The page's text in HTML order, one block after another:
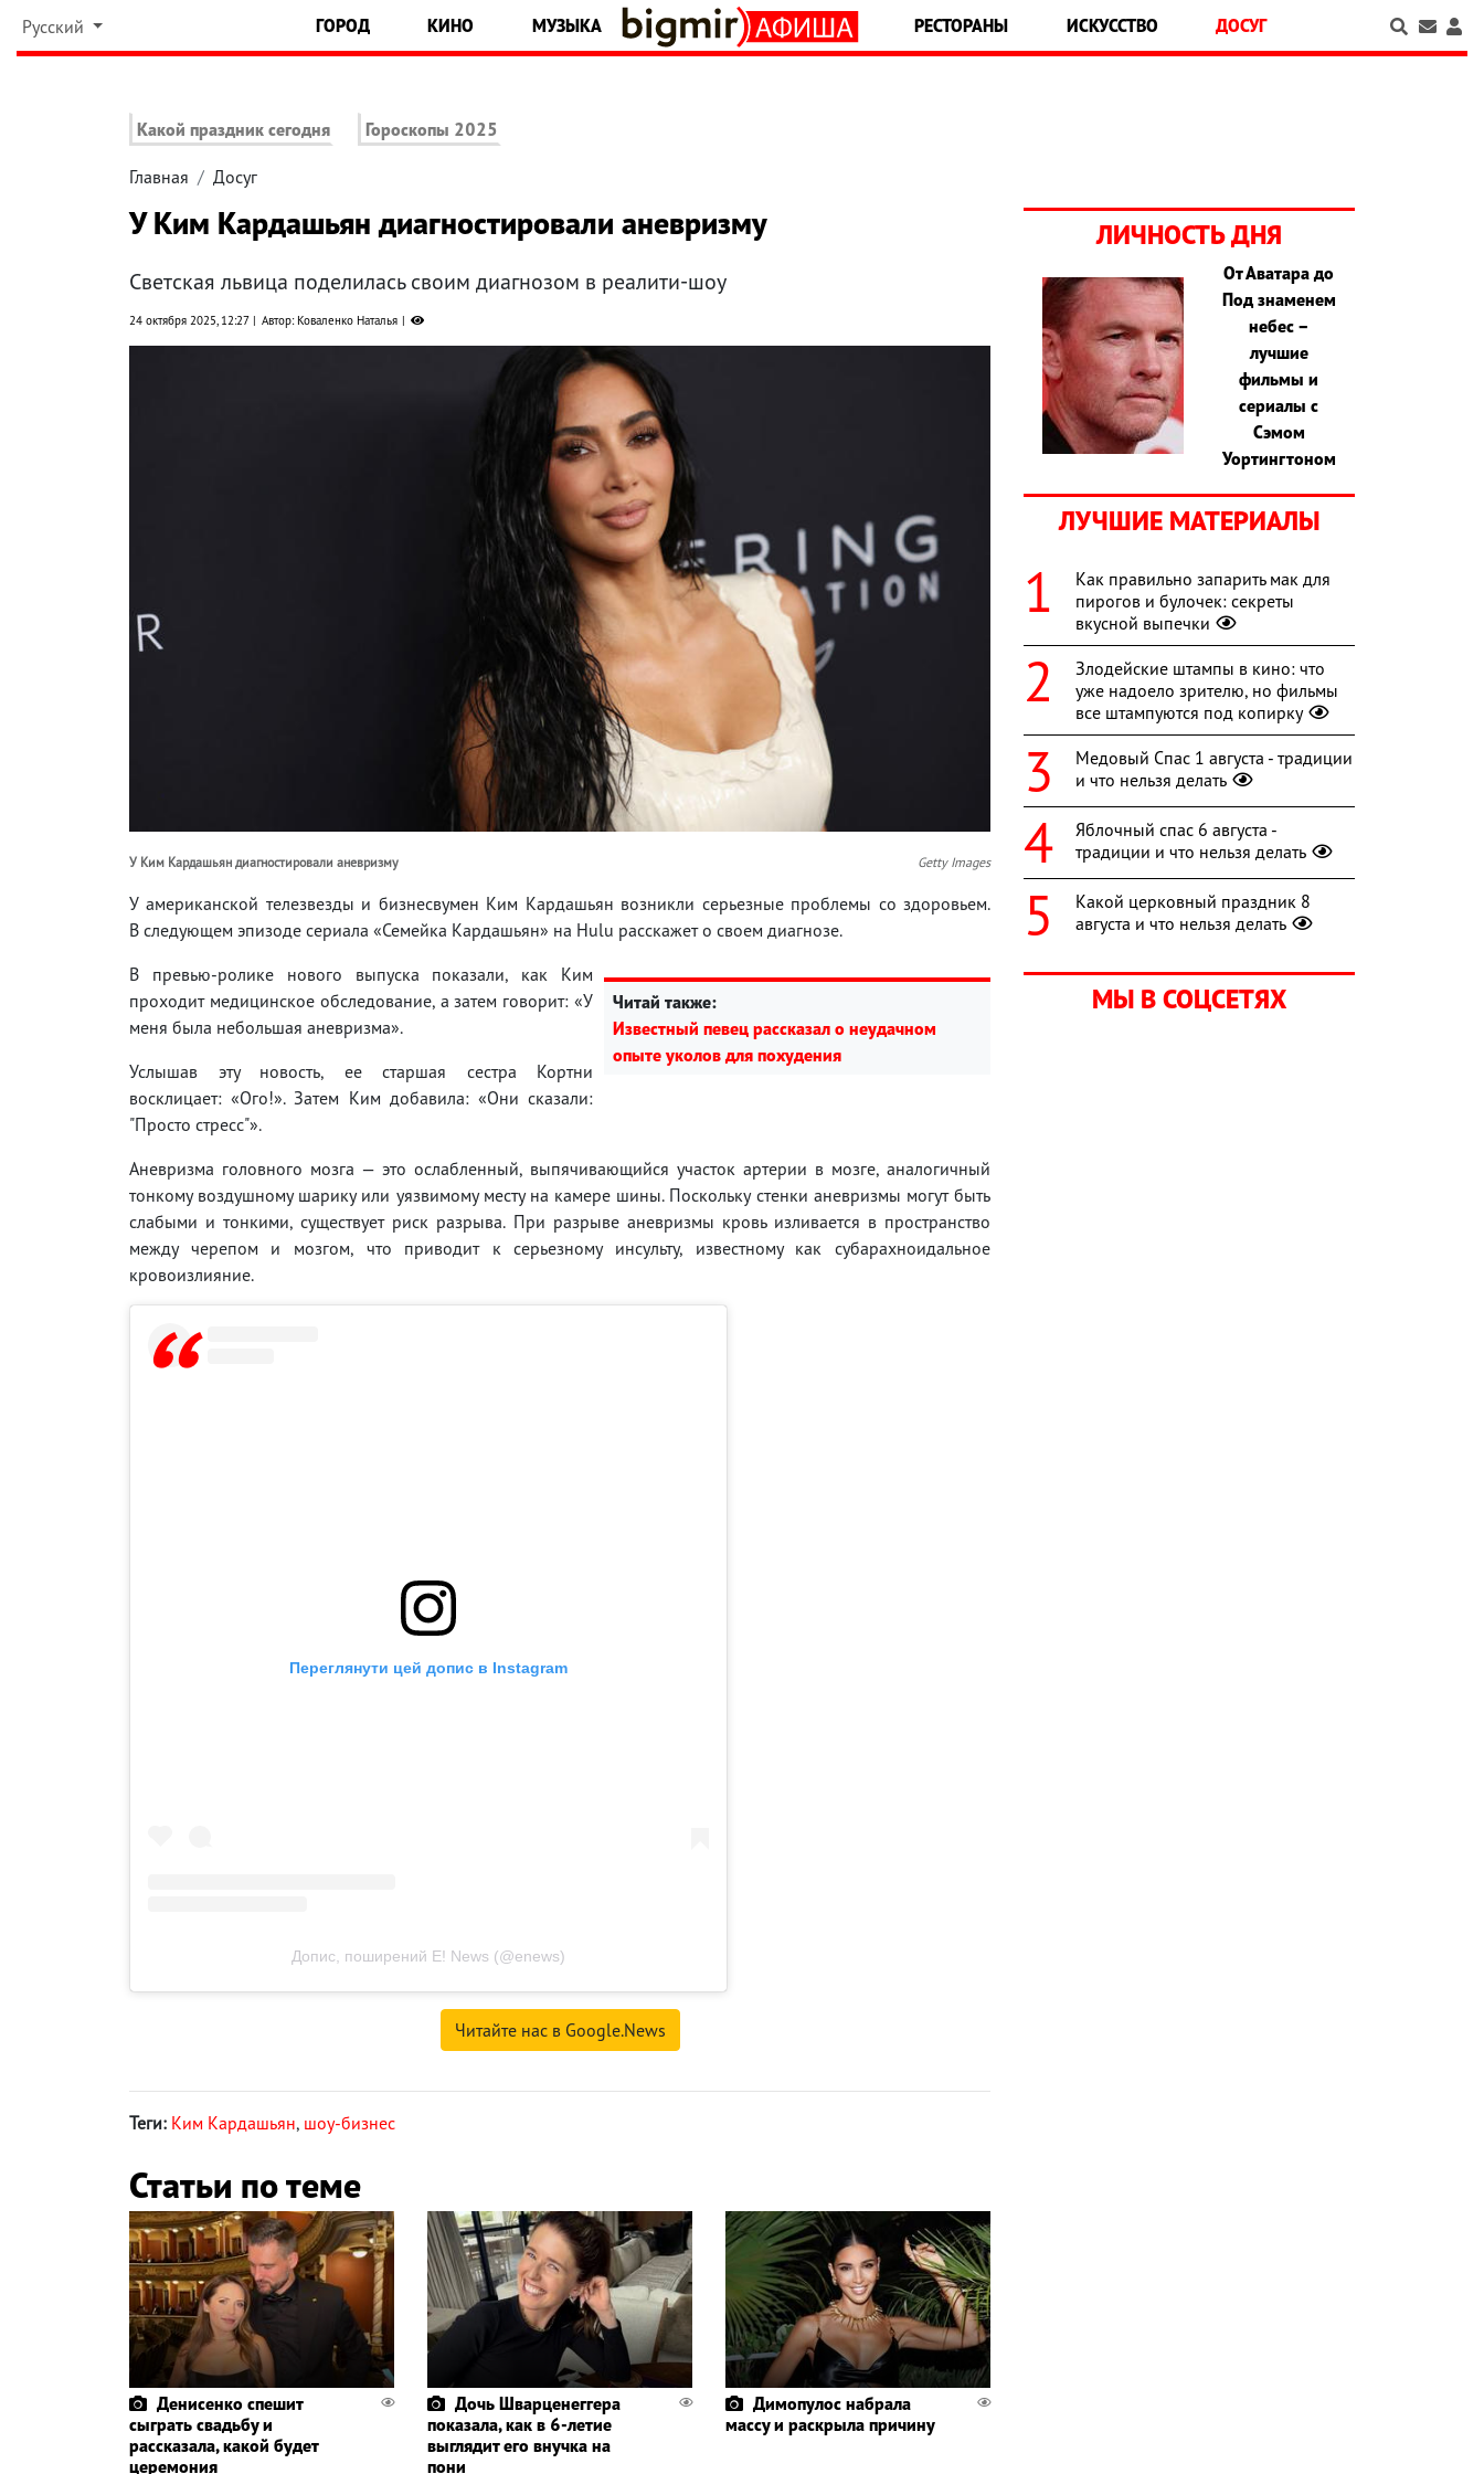
Русский ГОРОД КИНО МУЗЫКА РЕСТОРАНЫ ИСКУССТВО ДОСУГ
Какой праздник сегодня Гороскопы 2025
Главная Досуг
У Ким Кардашьян диагностировали аневризму
Светская львица поделилась своим диагнозом в реалити-шоу
24 октября 2025, 12:27 Автор: Коваленко Наталья
У Ким Кардашьян диагностировали аневризму Getty Images
У американской телезвезды и бизнесвумен Ким Кардашьян возникли серьезные проблемы со здоровьем.
В следующем эпизоде ​​сериала «Семейка Кардашьян» на Hulu расскажет о своем диагнозе.
Читай также:
Известный певец рассказал о неудачном
опыте уколов для похудения
В превью-ролике нового выпуска показали, как Ким
проходит медицинское обследование, а затем говорит: «У
меня была небольшая аневризма».
Услышав эту новость, ее старшая сестра Кортни
восклицает: «Ого!». Затем Ким добавила: «Они сказали:
"Просто стресс"».
Аневризма головного мозга — это ослабленный, выпячивающийся участок артерии в мозге, аналогичный
тонкому воздушному шарику или уязвимому месту на камере шины. Поскольку стенки аневризмы могут быть
слабыми и тонкими, существует риск разрыва. При разрыве аневризмы кровь изливается в пространство
между черепом и мозгом, что приводит к серьезному инсульту, известному как субарахноидальное
кровоизлияние.
Переглянути цей допис в Instagram
Допис, поширений E! News (@enews)
Читайте нас в Google.News
Теги: Ким Кардашьян, шоу-бизнес
Статьи по теме
Денисенко спешит
сыграть свадьбу и
рассказала, какой будет
церемония
Дочь Шварценеггера
показала, как в 6-летие
выглядит его внучка на
пони
Димопулос набрала
массу и раскрыла причину
ЛИЧНОСТЬ ДНЯ
От Аватара до
Под знаменем
небес –
лучшие
фильмы и
сериалы с
Сэмом
Уортингтоном
ЛУЧШИЕ МАТЕРИАЛЫ
Как правильно запарить мак для
пирогов и булочек: секреты
вкусной выпечки
Злодейские штампы в кино: что
уже надоело зрителю, но фильмы
все штампуются под копирку
Медовый Спас 1 августа - традиции
и что нельзя делать
Яблочный спас 6 августа -
традиции и что нельзя делать
Какой церковный праздник 8
августа и что нельзя делать
МЫ В СОЦСЕТЯХ